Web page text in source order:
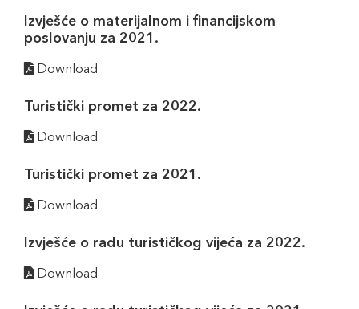
Izvješće o materijalnom i financijskom
poslovanju za 2021.
Download
Turistički promet za 2022.
Download
Turistički promet za 2021.
Download
Izvješće o radu turističkog vijeća za 2022.
Download